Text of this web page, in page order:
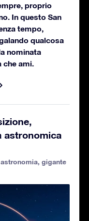
proprio
In questo San
tempo,
qualcosa
nominata
che ami.
astronomica
astronomia, gigante